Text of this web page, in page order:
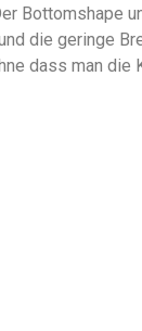
Bottomshape
die geringe
dass man die